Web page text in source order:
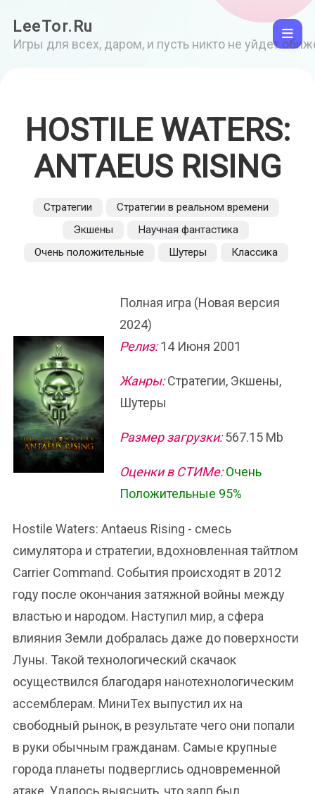
LeeTor.Ru
Игры для всех, даром, и пусть никто не уйдет
HOSTILE WATERS:
ANTAEUS RISING
Стратегии
Стратегии в реальном времени
Экшены
Научная фантастика
Очень положительные
Шутеры Классика
Полная игра (Новая версия
2024)
Релиз:14 Июня 2001
Жанры:Стратегии, Экшены,
Шутеры
Размер загрузки:567.15 Mb
Оценки в СТИМе: Очень
Положительные 95%
Hostile Waters: Antaeus Rising - смесь
симулятора и стратегии, вдохновленная тайтлом
Carrier Command. События происходят в 2012
году после окончания затяжной войны между
властью и народом. Наступил мир, а сфера
влияния Земли добралась даже до поверхности
Луны. Такой технологический скачаок
осуществился благодаря нанотехнологическим
ассемблерам. МиниТех выпустил их на
свободный рынок, в результате чего они попали
в руки обычным гражданам. Самые крупные
города планеты подверглись одновременной
атаке. Удалось выяснить, что залп был